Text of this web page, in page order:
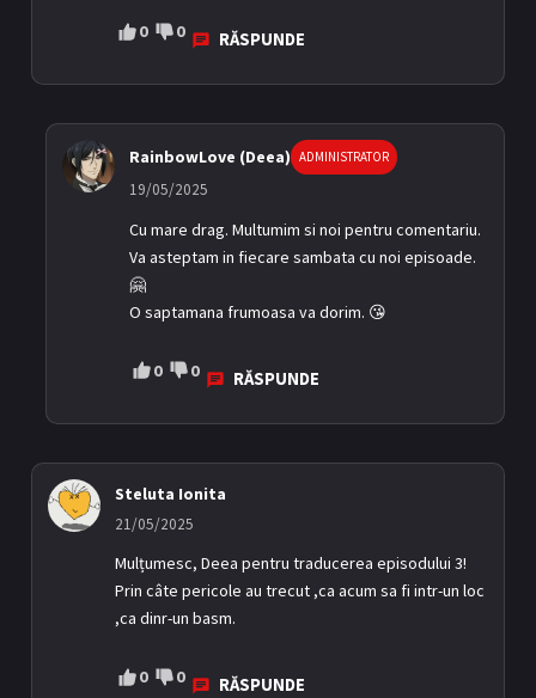
0 0 RĂSPUNDE
RainbowLove (Deea) ADMINISTRATOR
19/05/2025
Cu mare drag. Multumim si noi pentru comentariu.
Va asteptam in fiecare sambata cu noi episoade.
🤗
O saptamana frumoasa va dorim. 😘
0 0 RĂSPUNDE
Steluta Ionita
21/05/2025
Mulțumesc, Deea pentru traducerea episodului 3!
Prin câte pericole au trecut ,ca acum sa fi intr-un loc
,ca dinr-un basm.
0 0 RĂSPUNDE